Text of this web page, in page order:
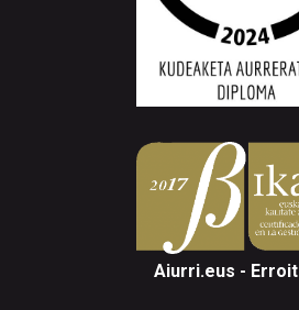
Aiurri.eus -